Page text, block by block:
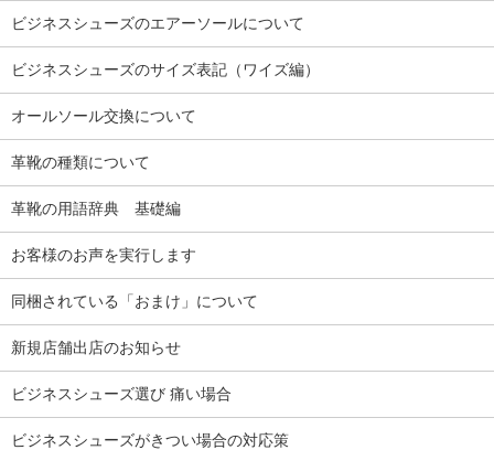
ビジネスシューズのエアーソールについて
ビジネスシューズのサイズ表記（ワイズ編）
オールソール交換について
革靴の種類について
革靴の用語辞典 基礎編
お客様のお声を実行します
同梱されている「おまけ」について
新規店舗出店のお知らせ
ビジネスシューズ選び 痛い場合
ビジネスシューズがきつい場合の対応策